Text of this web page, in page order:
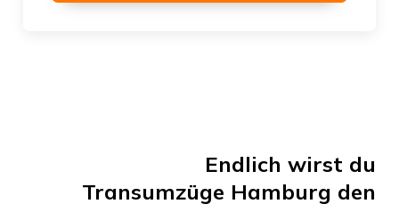
Endlich wirst du
Transumzüge Hamburg den